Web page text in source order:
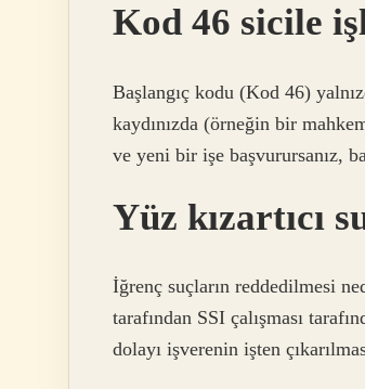
Kod 46 sicile
Başlangıç ​​kodu (Kod 46)
kaydınızda (örneğin bir
ve yeni bir işe başvurursanız,
Yüz kızartıcı
İğrenç suçların reddedilmesi
tarafından SSI çalışması
dolayı işverenin işten